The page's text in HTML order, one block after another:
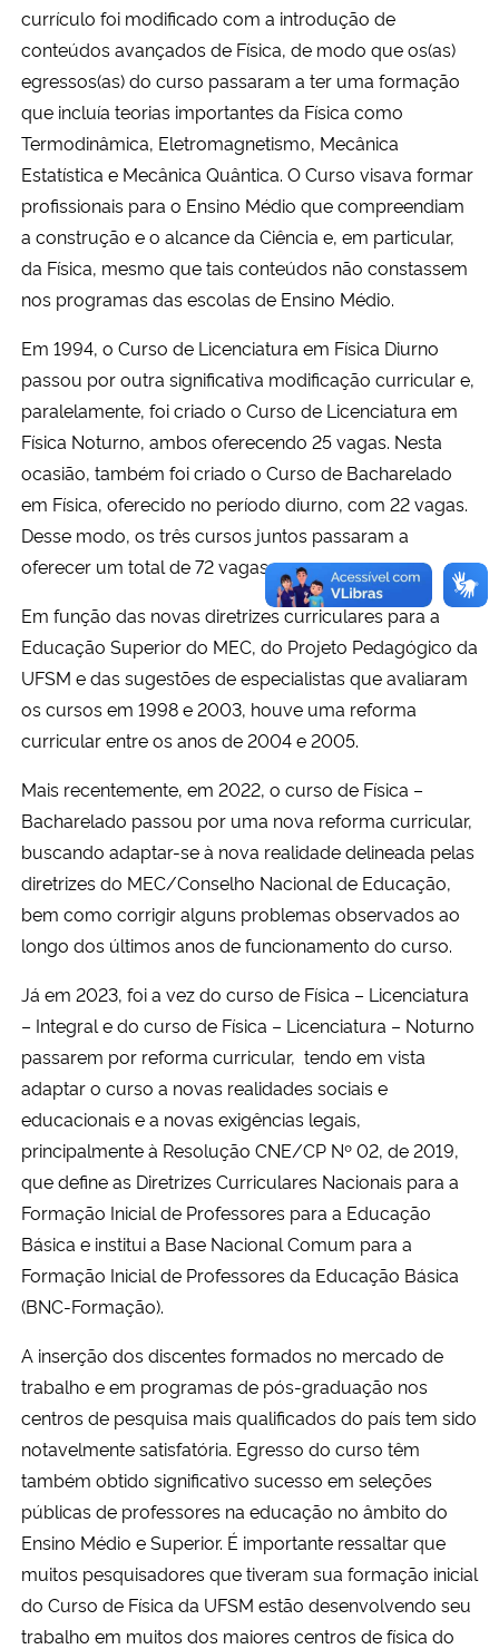
currículo foi modificado com a introdução de
conteúdos avançados de Física, de modo que os(as)
egressos(as) do curso passaram a ter uma formação
que incluía teorias importantes da Física como
Termodinâmica, Eletromagnetismo, Mecânica
Estatística e Mecânica Quântica. O Curso visava formar
profissionais para o Ensino Médio que compreendiam
a construção e o alcance da Ciência e, em particular,
da Física, mesmo que tais conteúdos não constassem
nos programas das escolas de Ensino Médio.
Em 1994, o Curso de Licenciatura em Física Diurno
passou por outra significativa modificação curricular e,
paralelamente, foi criado o Curso de Licenciatura em
Física Noturno, ambos oferecendo 25 vagas. Nesta
ocasião, também foi criado o Curso de Bacharelado
em Física, oferecido no período diurno, com 22 vagas.
Desse modo, os três cursos juntos passaram a
oferecer um total de 72 vagas.
Em função das novas diretrizes curriculares para a
Educação Superior do MEC, do Projeto Pedagógico da
UFSM e das sugestões de especialistas que avaliaram
os cursos em 1998 e 2003, houve uma reforma
curricular entre os anos de 2004 e 2005.
Mais recentemente, em 2022, o curso de Física –
Bacharelado passou por uma nova reforma curricular,
buscando adaptar-se à nova realidade delineada pelas
diretrizes do MEC/Conselho Nacional de Educação,
bem como corrigir alguns problemas observados ao
longo dos últimos anos de funcionamento do curso.
Já em 2023, foi a vez do curso de Física – Licenciatura
– Integral e do curso de Física – Licenciatura – Noturno
passarem por reforma curricular, tendo em vista
adaptar o curso a novas realidades sociais e
educacionais e a novas exigências legais,
principalmente à Resolução CNE/CP Nº 02, de 2019,
que define as Diretrizes Curriculares Nacionais para a
Formação Inicial de Professores para a Educação
Básica e institui a Base Nacional Comum para a
Formação Inicial de Professores da Educação Básica
(BNC-Formação).
A inserção dos discentes formados no mercado de
trabalho e em programas de pós-graduação nos
centros de pesquisa mais qualificados do país tem sido
notavelmente satisfatória. Egresso do curso têm
também obtido significativo sucesso em seleções
públicas de professores na educação no âmbito do
Ensino Médio e Superior. É importante ressaltar que
muitos pesquisadores que tiveram sua formação inicial
do Curso de Física da UFSM estão desenvolvendo seu
trabalho em muitos dos maiores centros de física do